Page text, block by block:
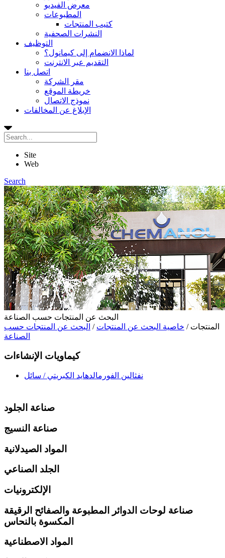
معرض الفيديو
المطبوعات
كتيب المنتجات
النشرات الصحفية
التوظيف
لماذا الانضمام إلى كيمانول؟
التقديم عبر الانترنت
اتصل بنا
مقر الشركة
خريطة الموقع
نموذج الاتصال
الإبلاغ عن المخالفات
Site
Web
Search
البحث عن المنتجات حسب الصناعة
المنتجات / خاصية البحث عن المنتجات / البحث عن المنتجات حسب
الصناعة
كيماويات الإنشاءات
نفثالين الفورمالدهايد الكبريتي / سائل
صناعة الجلود
صناعة النسيج
المواد الصيدلانية
الجلد الصناعي
الإلكترونيات
صناعة لوحات الدوائر المطبوعة والصفائح الرقيقة
المكسوة بالنحاس
المواد الاصطناعية